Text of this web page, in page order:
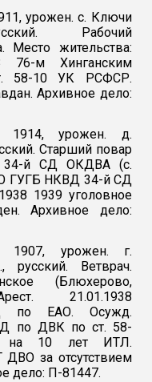
урожен. с. Ключи
Рабочий
Место жительства:
76-м Хинганским
58-10 УК РСФСР.
Архивное дело:
1914, урожен. д.
Старший повар
34-й СД ОКДВА (с.
ГУГБ НКВД 34-й СД
1939 уголовное
Архивное дело:
1907, урожен. г.
русский. Ветврач.
(Блюхерово,
21.01.1938
по ЕАО. Осужд.
по ДВК по ст. 58-
на 10 лет ИТЛ.
ДВО за отсутствием
дело: П-81447.